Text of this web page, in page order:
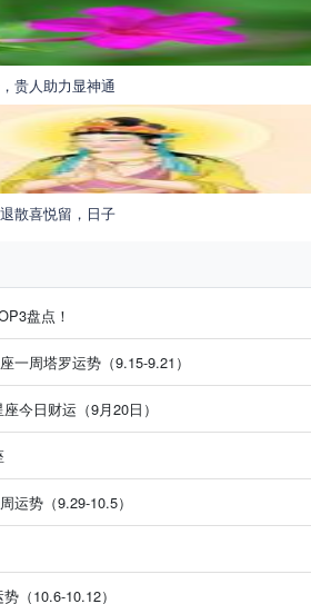
贵人助力显神通
散喜悦留，日子
盘点！
一周塔罗运势（9.15-9.21）
今日财运（9月20日）
运势（9.29-10.5）
（10.6-10.12）